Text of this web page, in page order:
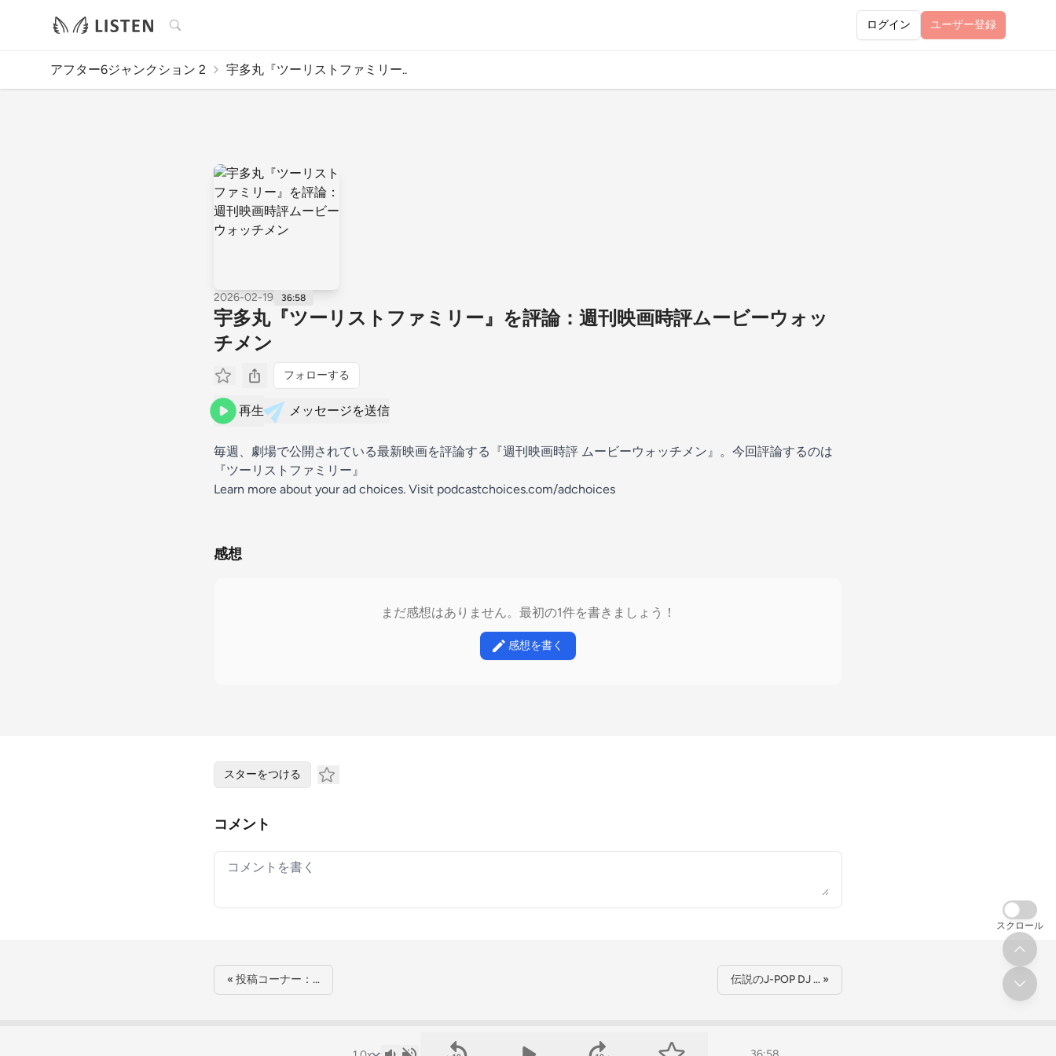
検索 ログイン ユーザー登録
アフター6ジャンクション 2 宇多丸『ツーリストファミリー..
2026-02-19 36:58
宇多丸『ツーリストファミリー』を評論：週刊映画時評ムービーウォッ
チメン
フォローする
再生 メッセージを送信
毎週、劇場で公開されている最新映画を評論する『週刊映画時評 ムービーウォッチメン』。今回評論するのは
『ツーリストファミリー』
Learn more about your ad choices. Visit podcastchoices.com/adchoices
感想
まだ感想はありません。最初の1件を書きましょう！
感想を書く
スターをつける
コメント
Your comment
« 投稿コーナー：… 伝説のJ-POP DJ … »
スクロール